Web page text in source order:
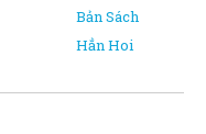
Bản Sách
Hẳn Hoi